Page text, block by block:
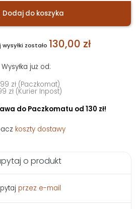
Dodaj do koszyka
zostało 130,00 zł
Wysyłka już od:
zł (Paczkomat)
zł (Kurier Inpost)
do Paczkomatu od 130 zł!
koszty dostawy
o produkt
przez e-mail